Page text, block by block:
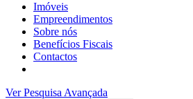
Imóveis
Empreendimentos
Sobre nós
Benefícios Fiscais
Contactos
Ver Pesquisa Avançada